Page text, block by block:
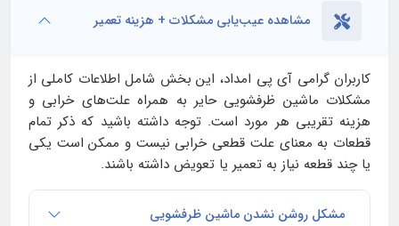
مشاهده عیب‌یابی مشکلات + هزینه تعمیر
کاربران گرامی آی‌ پی امداد، این بخش شامل اطلاعات کاملی از
مشکلات ماشین ظرفشویی حایر به همراه علت‌های خرابی و
هزینه تقریبی هر مورد است. توجه داشته باشید که ذکر تمام
قطعات به معنای علت قطعی خرابی نیست و ممکن است یکی
یا چند قطعه نیاز به تعمیر یا تعویض داشته باشند.
مشکل روشن نشدن ماشین ظرفشویی